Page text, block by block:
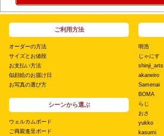
ご利用方法
オーダーの方法
サイズとお値段
お支払い方法
似顔絵のお届け日
お写真の選び方
シーンから選ぶ
ウェルカムボード
ご両親進呈ボード
明浩
じゃにす
shinji_arts
akaneiro
Samenai
BOMA
らじ
おさ
yukko
kasumi